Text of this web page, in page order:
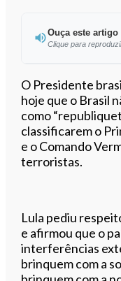
Ouça este artigo
Clique para
O Presidente
hoje que o Brasil
como
classificarem o
e o Comando
terroristas.
Lula pediu
e afirmou que o
interferências
brinquem com a